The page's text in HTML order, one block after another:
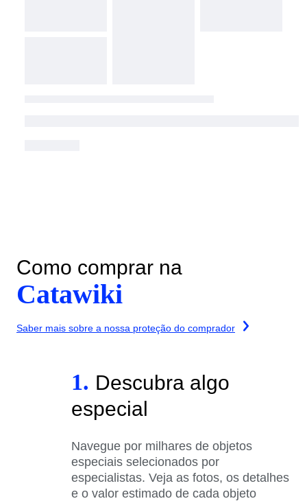
Como comprar na
Catawiki
Saber mais sobre a nossa proteção do comprador
1. Descubra algo
especial
Navegue por milhares de objetos
especiais selecionados por
especialistas. Veja as fotos, os detalhes
e o valor estimado de cada objeto